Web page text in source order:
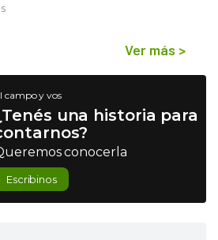
Ver más >
campo y vos
una historia para
conocerla
Escribinos